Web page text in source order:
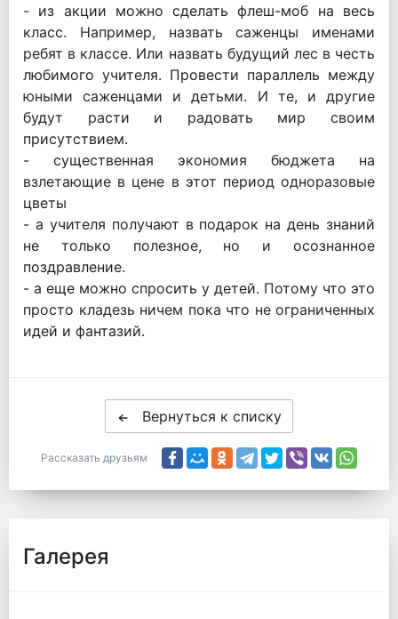
- из акции можно сделать флеш-моб на весь
класс. Например, назвать саженцы именами
ребят в классе. Или назвать будущий лес в честь
любимого учителя. Провести параллель между
юными саженцами и детьми. И те, и другие
будут расти и радовать мир своим
присутствием.
- существенная экономия бюджета на
взлетающие в цене в этот период одноразовые
цветы
- а учителя получают в подарок на день знаний
не только полезное, но и осознанное
поздравление.
- а еще можно спросить у детей. Потому что это
просто кладезь ничем пока что не ограниченных
идей и фантазий.
Вернуться к списку
Рассказать друзьям
Галерея